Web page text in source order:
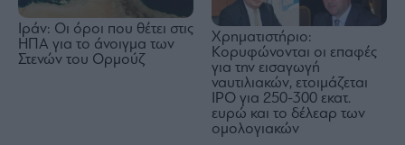
Ιράν: Οι όροι που θέτει στις
ΗΠΑ για το άνοιγμα των
Στενών του Ορμούζ
Χρηματιστήριο:
Κορυφώνονται οι επαφές
για την εισαγωγή
ναυτιλιακών, ετοιμάζεται
IPO για 250-300 εκατ.
ευρώ και το δέλεαρ των
ομολογιακών